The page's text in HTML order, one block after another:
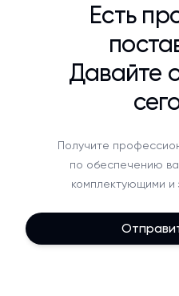
Есть
Давайте
Получите
по обеспечению
комплектующими и